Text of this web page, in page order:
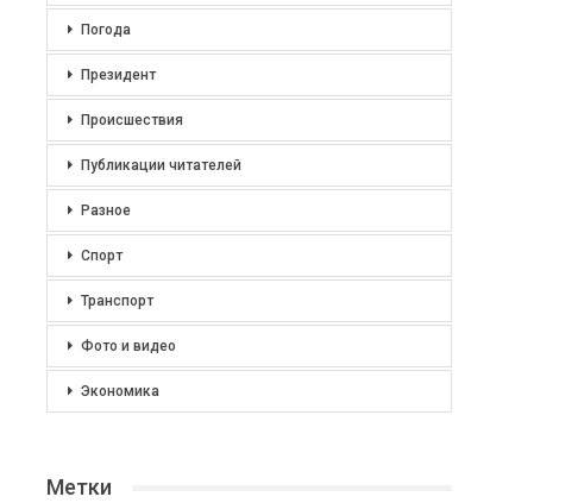
Погода
Президент
Происшествия
Публикации читателей
Разное
Спорт
Транспорт
Фото и видео
Экономика
Метки